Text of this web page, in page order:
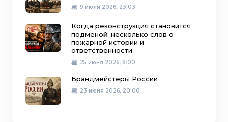
9 июля 2026, 23:03
Когда реконструкция становится
подменой: несколько слов о
пожарной истории и
ответственности
25 июня 2026, 8:00
Брандмейстеры России
23 июня 2026, 20:00